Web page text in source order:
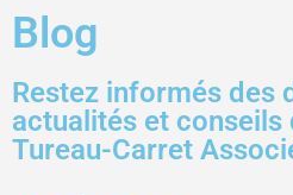
Blog
Restez informés des
actualités et conseils
Tureau-Carret